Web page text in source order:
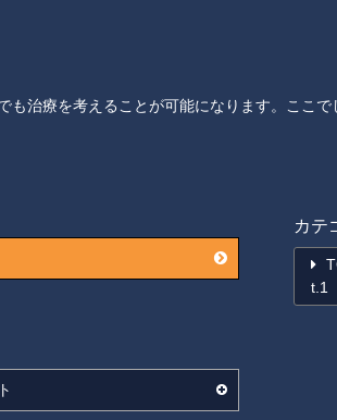
治療を考えることが可能になります。ここで
カテ
t.1